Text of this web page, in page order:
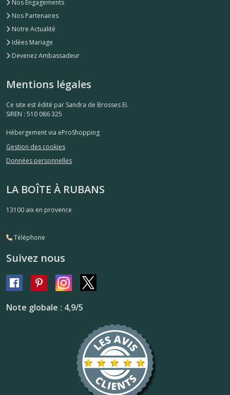
Nos Engagements
Nos Partenaires
Notre Actualité
Idées Mariage
Devenez Ambassadeur
Mentions légales
Ce site est édité par Sandra de Brosses EI.
SIREN : 510 086 325
Hébergement via eProShopping
Gestion des cookies
Données personnelles
LA BOÎTE À RUBANS
13100 aix en provence
Téléphone
Suivez nous
Note globale : 4,9/5